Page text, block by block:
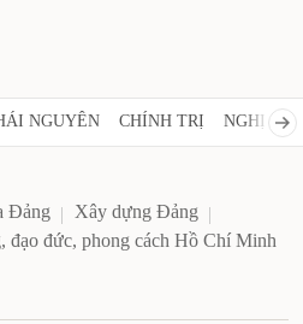
NGUYÊN CHÍNH TRỊ NGHỊ
Đảng
Xây dựng Đảng
đạo đức, phong cách Hồ Chí Minh